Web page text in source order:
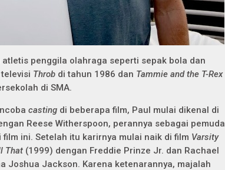
penggila olahraga seperti sepak bola dan
Throb di tahun 1986 dan Tammie and the T-Rex
di SMA.
casting di beberapa film, Paul mulai dikenal di
Reese Witherspoon, perannya sebagai pemuda
ini. Setelah itu karirnya mulai naik di film Varsity
That (1999) dengan Freddie Prinze Jr. dan Rachael
Joshua Jackson. Karena ketenarannya, majalah